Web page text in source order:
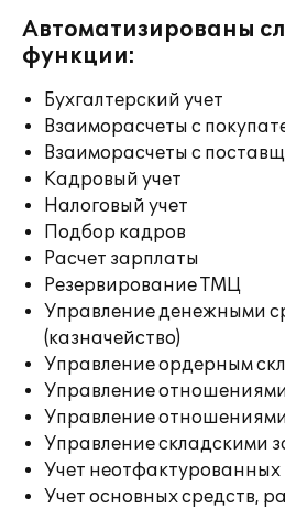
Автоматизированы
функции:
Бухгалтерский учет
Взаиморасчеты с
Взаиморасчеты с
Кадровый учет
Налоговый учет
Подбор кадров
Расчет зарплаты
Резервирование ТМЦ
Управление денежными
(казначейство)
Управление ордерным
Управление отношениями
Управление
Управление складскими
Учет неотфактурованных
Учет основных средств,